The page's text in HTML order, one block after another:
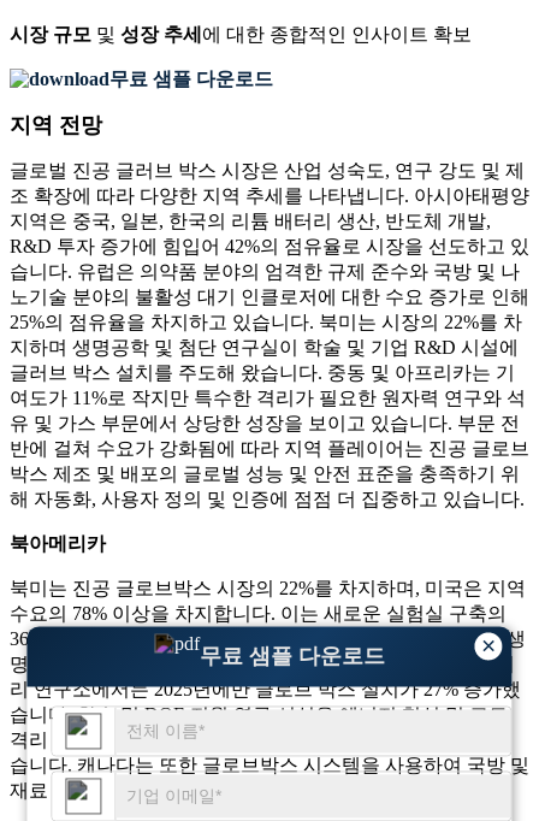
×
무료 샘플 다운로드
시장 규모 및 성장 추세 에 대한 종합적인 인사이트 확보
무료 샘플 다운로드
지역 전망
글로벌 진공 글러브 박스 시장은 산업 성숙도, 연구 강도 및 제
조 확장에 따라 다양한 지역 추세를 나타냅니다. 아시아태평양
지역은 중국, 일본, 한국의 리튬 배터리 생산, 반도체 개발,
R&D 투자 증가에 힘입어 42%의 점유율로 시장을 선도하고 있
습니다. 유럽은 의약품 분야의 엄격한 규제 준수와 국방 및 나
노기술 분야의 불활성 대기 인클로저에 대한 수요 증가로 인해
25%의 점유율을 차지하고 있습니다. 북미는 시장의 22%를 차
지하며 생명공학 및 첨단 연구실이 학술 및 기업 R&D 시설에
글러브 박스 설치를 주도해 왔습니다. 중동 및 아프리카는 기
여도가 11%로 작지만 특수한 격리가 필요한 원자력 연구와 석
유 및 가스 부문에서 상당한 성장을 보이고 있습니다. 부문 전
반에 걸쳐 수요가 강화됨에 따라 지역 플레이어는 진공 글로브
박스 제조 및 배포의 글로벌 성능 및 안전 표준을 충족하기 위
해 자동화, 사용자 정의 및 인증에 점점 더 집중하고 있습니다.
북아메리카
북미는 진공 글로브박스 시장의 22%를 차지하며, 미국은 지역
수요의 78% 이상을 차지합니다. 이는 새로운 실험실 구축의
36%가 통합 글로브박스 시스템을 포함하는 강력한 제약 및 생
명공학 연구에 의해 주도됩니다. 미국 전역의 리튬 이온 배터
리 연구소에서는 2025년에만 글로브 박스 설치가 27% 증가했
습니다. 학술 및 DOE 지원 연구 시설은 에너지 혁신 및 고도
격리 응용 분야에 대한 자금 증가로 인해 수요가 24% 증가했
습니다. 캐나다는 또한 글로브박스 시스템을 사용하여 국방 및
재료 과학 연구를 19% 향상시켜 지역 성장에 기여했습니다.